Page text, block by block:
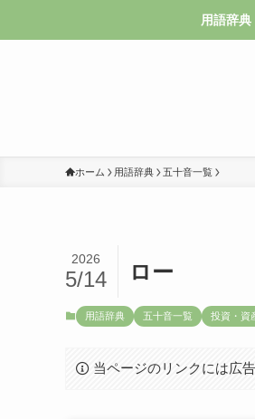
用語辞典
ホーム 用語辞典 五十音一覧
ロー
2026
5/14
用語辞典 五十音一覧 投資・資
当ページのリンクには広